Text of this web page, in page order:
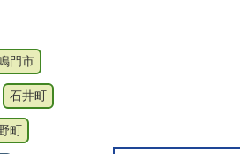
門市
石井町
町